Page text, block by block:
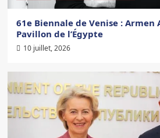
61e Biennale de Venise : Armen
Pavillon de l’Égypte
10 juillet, 2026